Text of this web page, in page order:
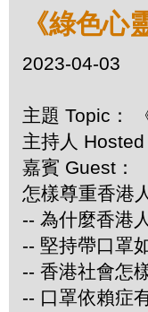
《綠色
2023-04-03
主題 Topic：
主持人
嘉賓 Guest：
怎樣尊重香港
-- 為什麼香港
-- 堅持帶口罩
-- 香港社會怎
-- 口罩依賴症